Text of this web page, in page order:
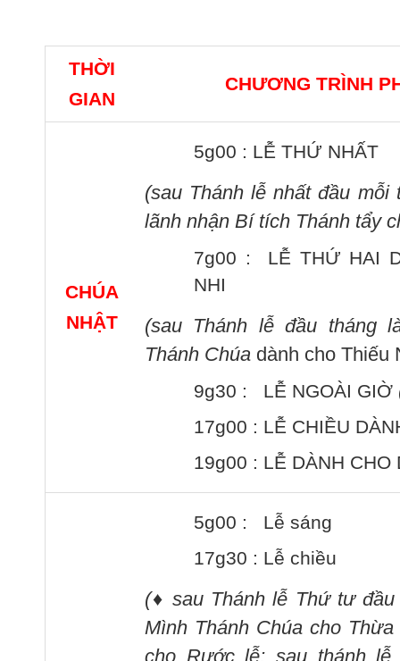
THỜI
GIAN
CHƯƠNG TRÌNH
CHÚA
NHẬT
5g00 : LỄ THỨ NHẤT
(sau Thánh lễ nhất đầu mỗi
lãnh nhận Bí tích Thánh tẩy
7g00 : LỄ THỨ HAI
NHI
(sau Thánh lễ đầu tháng
Thánh Chúa dành cho Thiếu
9g30 : LỄ NGOÀI GIỜ
17g00 : LỄ CHIỀU
19g00 : LỄ DÀNH CHO
5g00 : Lễ sáng
17g30 : Lễ chiều
(♦ sau Thánh lễ Thứ tư đầu
Mình Thánh Chúa cho
cho Rước lễ; sau thánh